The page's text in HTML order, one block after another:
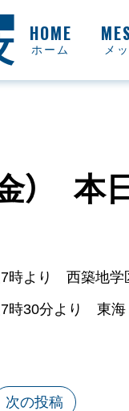
ホーム メ
） 本
より 西築地学区
30分より 東海
次の投稿